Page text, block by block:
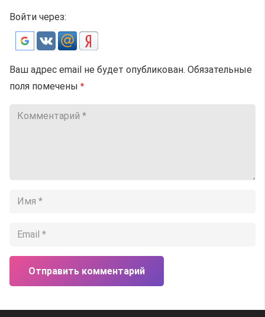
Войти через:
Ваш адрес email не будет опубликован. Обязательные
поля помечены *
Отправить комментарий